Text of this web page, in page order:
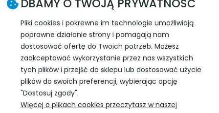
MOJE KONTO
PŁATNOŚCI I DOSTAWA
INFORMACJE
SLEDŹ NAS W SOCIAL MEDIA
DBAMY O TWOJĄ PRYWATNOŚĆ
Pliki cookies i pokrewne im technologie umożliwiają
poprawne działanie strony i pomagają nam
dostosować ofertę do Twoich potrzeb. Możesz
zaakceptować wykorzystanie przez nas wszystkich
tych plików i przejść do sklepu lub dostosować użycie
plików do swoich preferencji, wybierając opcję
"Dostosuj zgody".
Więcej o plikach cookies przeczytasz w naszej